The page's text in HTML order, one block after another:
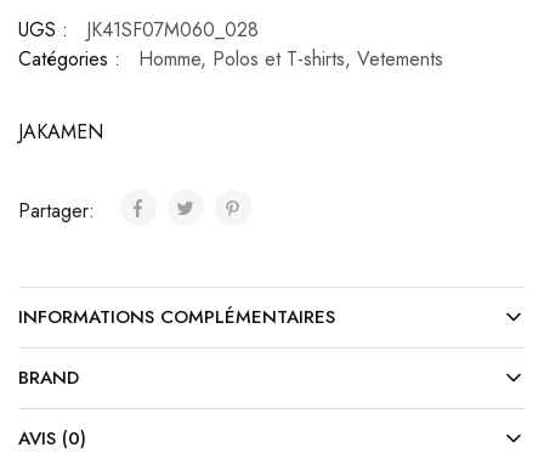
UGS :
JK41SF07M060_028
Catégories :
Homme, Polos et T-shirts, Vetements
JAKAMEN
Partager:
INFORMATIONS COMPLÉMENTAIRES
BRAND
AVIS (0)